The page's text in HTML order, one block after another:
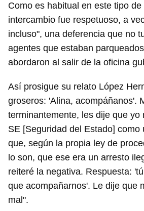
Como es habitual en este tipo de
intercambio fue respetuoso, a
incluso", una deferencia que no
agentes que estaban
abordaron al salir de la oficina
Así prosigue su relato López
groseros: 'Alina, acompáñanos'.
terminantemente, les dije que yo
SE [Seguridad del Estado] como
que, según la propia ley de
lo son, que ese era un arresto
reiteré la negativa. Respuesta:
que acompañarnos'. Le dije que
mal".